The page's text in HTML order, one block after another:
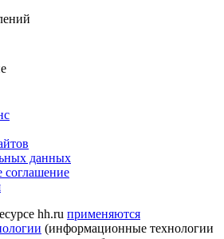
данных
соглашение
hh.ru применяются
(информационные технологии